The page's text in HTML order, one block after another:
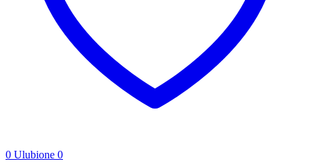
0 Ulubione 0